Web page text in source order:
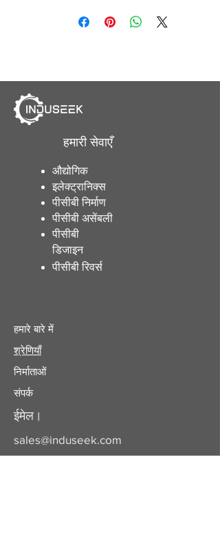
हमारी सेवाएँ
औद्योगिक
इलेक्ट्रानिक्स
पीसीबी निर्माण
पीसीबी असेंबली
पीसीबी
डिजाइन
पीसीबी रिवर्स
हमारे बारे में
श्रेणियाँ
निर्माताओं
संपर्क
ईमेल।
sales@induseek.com